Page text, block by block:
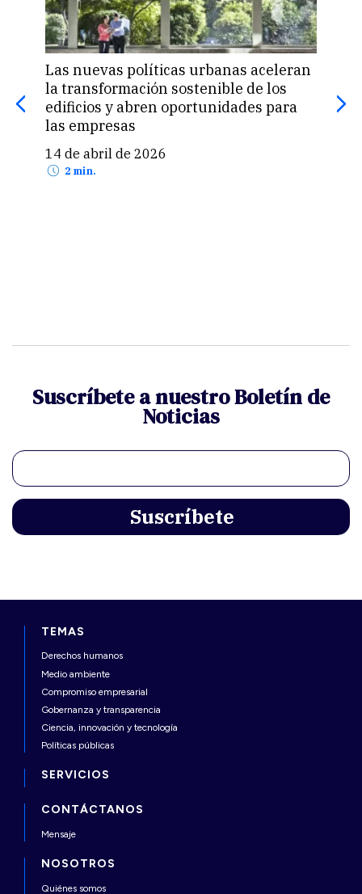
Las nuevas políticas urbanas aceleran
la transformación sostenible de los
edificios y abren oportunidades para
las empresas
14 de abril de 2026
2 min.
Suscríbete a nuestro Boletín de
Noticias
TEMAS
Derechos humanos
Medio ambiente
Compromiso empresarial
Gobernanza y transparencia
Ciencia, innovación y tecnología
Políticas públicas
SERVICIOS
CONTÁCTANOS
Mensaje
NOSOTROS
Quiénes somos